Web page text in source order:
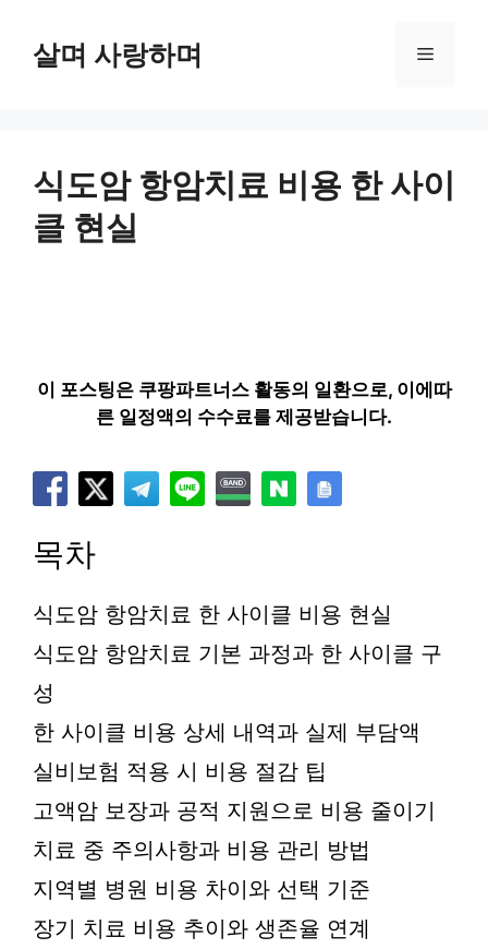
살며 사랑하며 메
식도암 항암치료 비용 한 사이
클 현실
이 포스팅은 쿠팡파트너스 활동의 일환으로, 이에따
른 일정액의 수수료를 제공받습니다.
목차
식도암 항암치료 한 사이클 비용 현실
식도암 항암치료 기본 과정과 한 사이클 구
성
한 사이클 비용 상세 내역과 실제 부담액
실비보험 적용 시 비용 절감 팁
고액암 보장과 공적 지원으로 비용 줄이기
치료 중 주의사항과 비용 관리 방법
지역별 병원 비용 차이와 선택 기준
장기 치료 비용 추이와 생존율 연계